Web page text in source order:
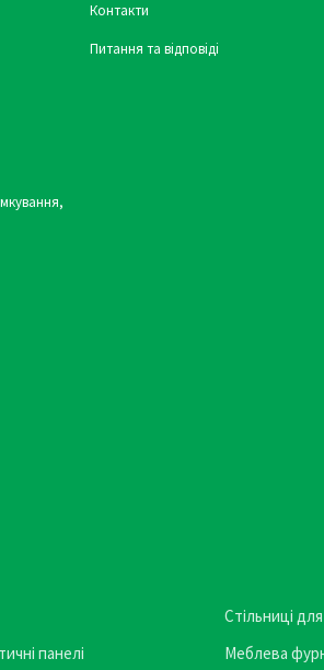
Контакти
Питання та відповіді
Стільниці для
панелі Меблева